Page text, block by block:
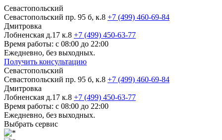
Севастопольский
Севастопольский пр. 95 б, к.8 +7 (499) 460-69-84
Дмитровка
Лобненская д.17 к.8 +7 (499) 450-63-77
Время работы: с 08:00 до 22:00
Ежедневно, без выходных.
Получить консультацию
Севастопольский
Севастопольский пр. 95 б, к.8 +7 (499) 460-69-84
Дмитровка
Лобненская д.17 к.8 +7 (499) 450-63-77
Время работы: с 08:00 до 22:00
Ежедневно, без выходных.
Выбрать сервис